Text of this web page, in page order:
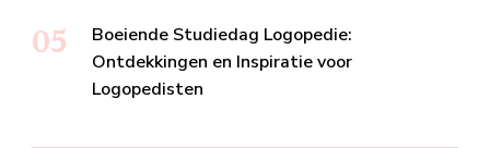
Boeiende Studiedag Logopedie:
Ontdekkingen en Inspiratie voor
Logopedisten